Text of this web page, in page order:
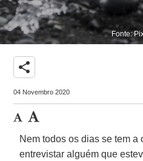
Fonte:
share
04 Novembro 2020
Nem todos os dias se tem a
entrevistar alguém que